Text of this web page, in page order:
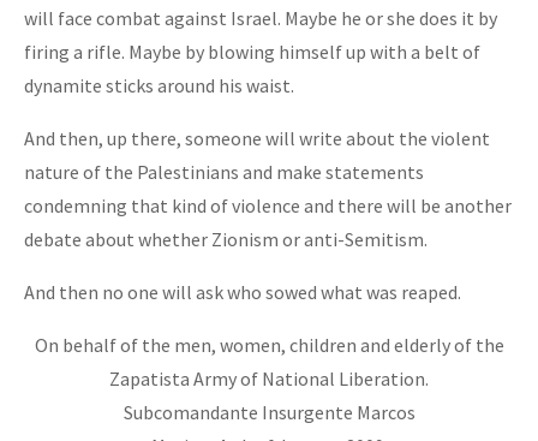
will face combat against Israel. Maybe he or she does it by
firing a rifle. Maybe by blowing himself up with a belt of
dynamite sticks around his waist.
And then, up there, someone will write about the violent
nature of the Palestinians and make statements
condemning that kind of violence and there will be another
debate about whether Zionism or anti-Semitism.
And then no one will ask who sowed what was reaped.
On behalf of the men, women, children and elderly of the
Zapatista Army of National Liberation.
Subcomandante Insurgente Marcos